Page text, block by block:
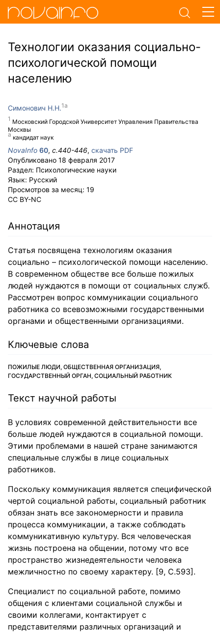
Технологии оказания социально-
психологической помощи
населению
Симонович Н.Н.
Московский Городской Университет Управления Правительства
Москвы
кандидат наук
NovaInfo 60, с.440-446, скачать PDF
Опубликовано 18 февраля 2017
Раздел: Психологические науки
Язык: Русский
Просмотров за месяц: 19
CC BY-NC
Аннотация
Статья посвящена технологиям оказания
социально – психологической помощи населению.
В современном обществе все больше пожилых
людей нуждаются в помощи от социальных служб.
Рассмотрен вопрос коммуникации социального
работника со всевозможными государственными
органами и общественными организациями.
Ключевые слова
ПОЖИЛЫЕ ЛЮДИ, ОБЩЕСТВЕННАЯ ОРГАНИЗАЦИЯ,
ГОСУДАРСТВЕННЫЙ ОРГАН, СОЦИАЛЬНЫЙ РАБОТНИК
Текст научной работы
В условиях современной действительности все
больше людей нуждаются в социальной помощи.
Этими проблемами в нашей стране занимаются
специальные службы в лице социальных
работников.
Поскольку коммуникация является специфической
чертой социальной работы, социальный работник
обязан знать все закономерности и правила
процесса коммуникации, а также соблюдать
коммуникативную культуру. Вся человеческая
жизнь построена на общении, потому что все
пространство жизнедеятельности человека
межличностно по своему характеру. [9, С.593].
Специалист по социальной работе, помимо
общения с клиентами социальной службы и
своими коллегами, контактирует с
представителями различных организаций и